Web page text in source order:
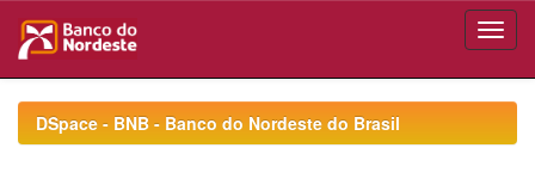
navigationDSpace - BNB - Banco do Nordeste do Brasil